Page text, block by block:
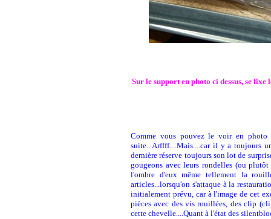
Sur le support en photo ci dessus, se
Comme vous pouvez le voir en photo
suite...Arffff....Mais....car il y a toujours
dernière réserve toujours son lot de
gougeons avec leurs rondelles (ou
l'ombre d'eux même tellement la
articles...lorsqu'on s'attaque à la
initialement prévu, car à l'image de cet
pièces avec des vis rouillées, des clip
cette chevelle....Quant à l'état des